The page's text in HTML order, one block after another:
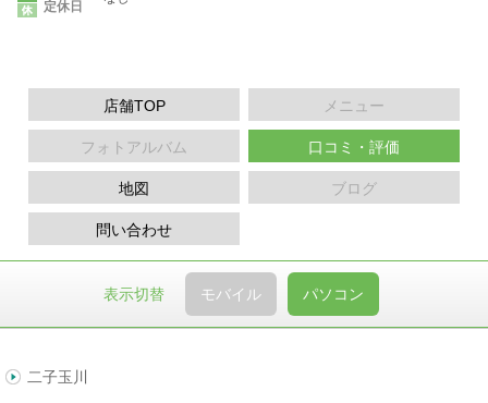
定休日
店舗TOP メニュー
フォトアルバム 口コミ・評価
地図 ブログ
問い合わせ
表示切替 モバイル パソコン
二子玉川